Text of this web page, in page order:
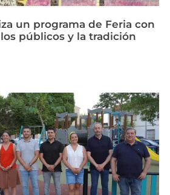
un programa de Feria con
públicos y la tradición